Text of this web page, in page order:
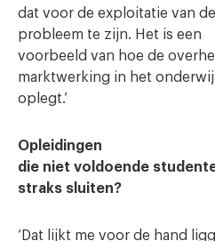
dat voor de exploitatie van
probleem te zijn. Het is een
voorbeeld van hoe de
marktwerking in het
oplegt.’
Opleidingen
die niet voldoende
straks sluiten?
‘Dat lijkt me voor de hand